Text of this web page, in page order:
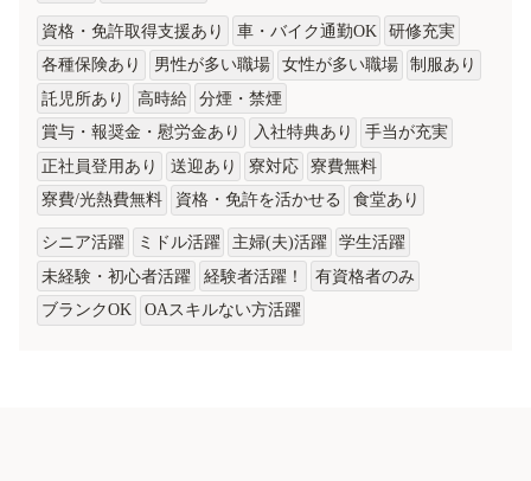
資格・免許取得支援あり 車・バイク通勤OK
研修充実
各種保険あり
男性が多い職場 女性が多い職場
制服あり
託児所あり
高時給
分煙・禁煙
賞与・報奨金・慰労金あり
入社特典あり
手当が充実
正社員登用あり
送迎あり 寮対応
寮費無料
寮費/光熱費無料
資格・免許を活かせる 食堂あり
シニア活躍 ミドル活躍 主婦(夫)活躍
学生活躍
未経験・初心者活躍
経験者活躍！
有資格者のみ
ブランクOK
OAスキルない方活躍